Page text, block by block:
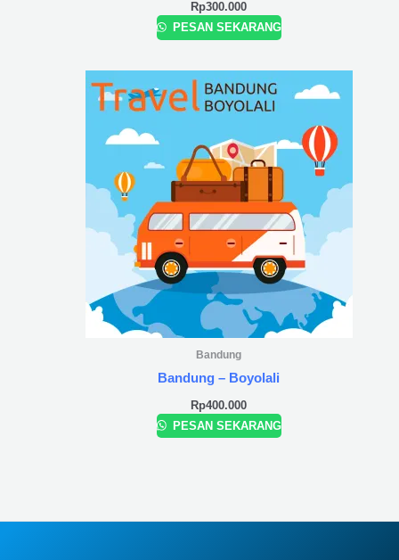
Rp300.000
PESAN SEKARANG
Bandung
Bandung – Boyolali
Rp400.000
PESAN SEKARANG